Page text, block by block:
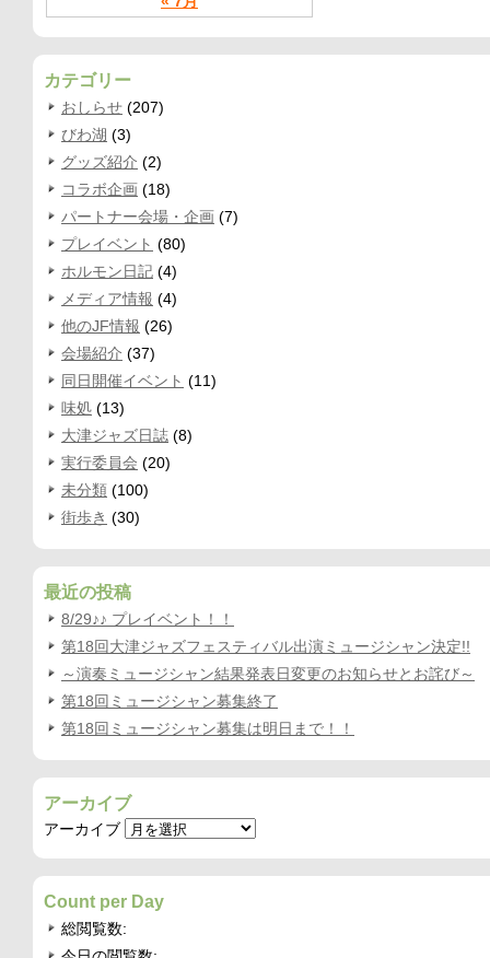
カテゴリー
おしらせ (207)
びわ湖 (3)
グッズ紹介 (2)
コラボ企画 (18)
パートナー会場・企画 (7)
プレイベント (80)
ホルモン日記 (4)
メディア情報 (4)
他のJF情報 (26)
会場紹介 (37)
同日開催イベント (11)
味処 (13)
大津ジャズ日誌 (8)
実行委員会 (20)
未分類 (100)
街歩き (30)
最近の投稿
8/29♪♪ プレイベント！！
第18回大津ジャズフェスティバル出演ミュージシャン決定!!
～演奏ミュージシャン結果発表日変更のお知らせとお詫び～
第18回ミュージシャン募集終了
第18回ミュージシャン募集は明日まで！！
アーカイブ
アーカイブ
Count per Day
総閲覧数: